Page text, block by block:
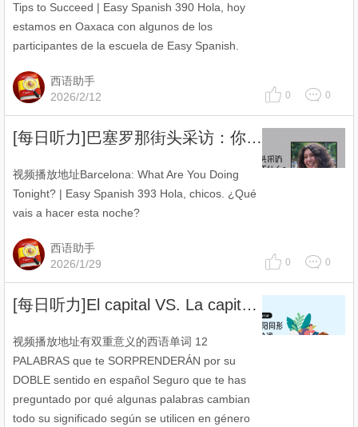
Tips to Succeed | Easy Spanish 390 Hola, hoy
estamos en Oaxaca con algunos de los
participantes de la escuela de Easy Spanish.
西语助手
2026/2/12
0 0
[每日听力]巴塞罗那街头采访：你今天晚上干什么？
视频播放地址Barcelona: What Are You Doing
Tonight? | Easy Spanish 393 Hola, chicos. ¿Qué
vais a hacer esta noche?
西语助手
2026/1/29
0 0
[每日听力]El capital VS. La capital：盘点12个阴阳同形但不同义的单词
视频播放地址有双重意义的西语单词 12
PALABRAS que te SORPRENDERÁN por su
DOBLE sentido en español Seguro que te has
preguntado por qué algunas palabras cambian
todo su significado según se utilicen en género